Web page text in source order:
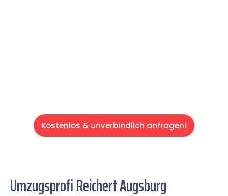
Kostenlos & unverbindlich anfragen!
Umzugsprofi Reichert Augsburg